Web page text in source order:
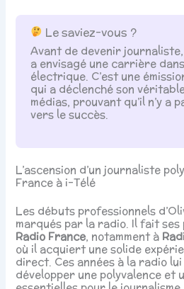
Le saviez-vous ?
Avant de devenir
a envisagé une carrière
électrique. C’est une
qui a déclenché son
médias, prouvant qu’il n’y a
vers le succès.
L’ascension d’un journaliste
France à i-Télé
Les débuts professionnels
marqués par la radio. Il fait ses
Radio France, notamment à
où il acquiert une solide
direct. Ces années à la radio
développer une polyvalence et